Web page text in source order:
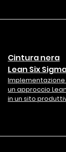
Cintura nera
Lean Six
Implementazione
un approccio
in un sito
ai team,
Infine, il
nel
durante tutto
problemi per
vantaggio